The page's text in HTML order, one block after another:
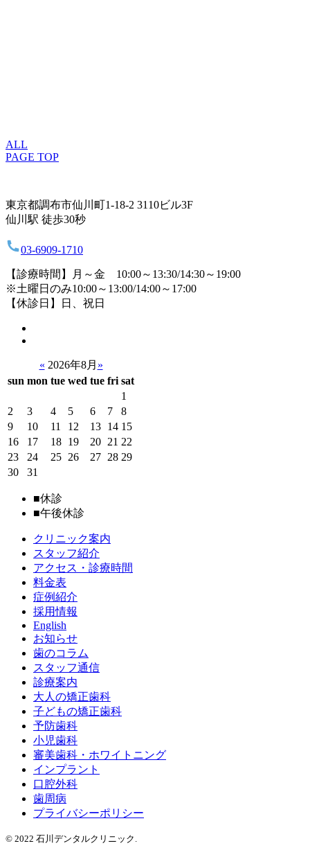
ALL
PAGE TOP
東京都調布市仙川町1-18-2 3110ビル3F
仙川駅 徒歩30秒
03-6909-1710
【診療時間】月～金 10:00～13:30/14:30～19:00
※土曜日のみ10:00～13:00/14:00～17:00
【休診日】日、祝日
« 2026年8月 »
sun mon tue wed tue fri sat
1
2
3 4 5 6 7
8
9
10 11 12 13 14 15
16
17 18 19 20 21 22
23
24 25 26 27 28 29
30
31
■休診
■午後休診
クリニック案内
スタッフ紹介
アクセス・診療時間
料金表
症例紹介
採用情報
English
お知らせ
歯のコラム
スタッフ通信
診療案内
大人の矯正歯科
子どもの矯正歯科
予防歯科
小児歯科
審美歯科・ホワイトニング
インプラント
口腔外科
歯周病
プライバシーポリシー
© 2022 石川デンタルクリニック.